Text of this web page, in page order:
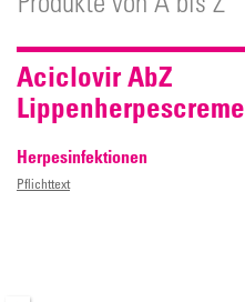
Aciclovir AbZ
Lippenherpescreme
Herpesinfektionen
Pflichttext